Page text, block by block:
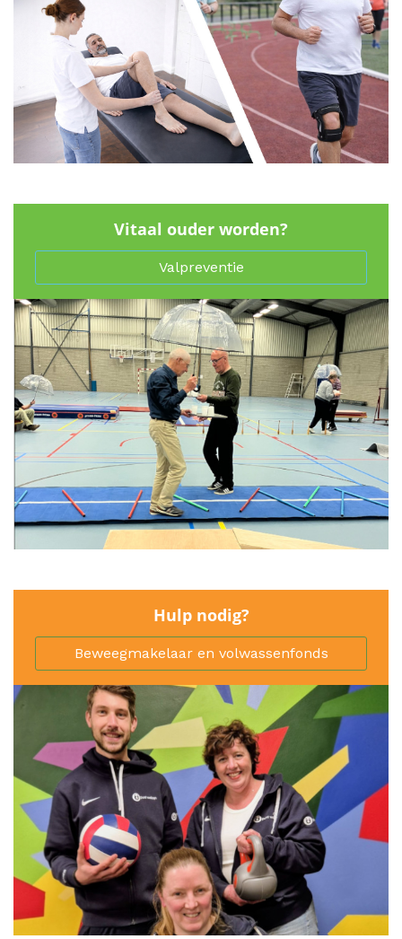
Vitaal ouder worden?
Valpreventie
Hulp nodig?
Beweegmakelaar en volwassenfonds